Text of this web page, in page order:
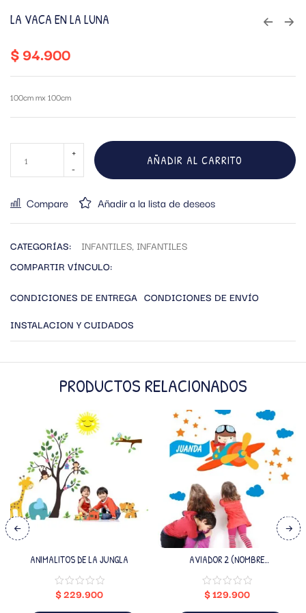
LA VACA EN LA LUNA
$94.900
100cm mx 100cm
AÑADIR AL CARRITO
Compare Añadir a la lista de deseos
CATEGORÍAS: INFANTILES, INFANTILES
COMPARTIR VÍNCULO:
CONDICIONES DE ENTREGA CONDICIONES DE ENVÍO
INSTALACION Y CUIDADOS
PRODUCTOS RELACIONADOS
ANIMALITOS DE LA JUNGLA
$229.900
AVIADOR 2 (NOMBRE
$129.900